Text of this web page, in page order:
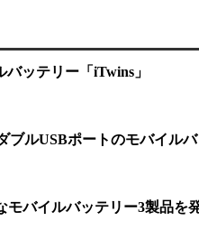
ッテリー「iTwins」
ブルUSBポートのモバイル
モバイルバッテリー3製品を